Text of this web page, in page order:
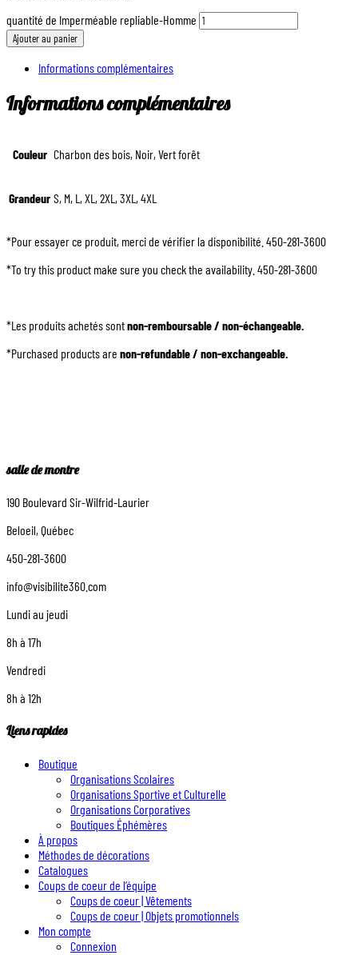
quantité de Imperméable repliable-Homme
Ajouter au panier
Informations complémentaires
Informations complémentaires
Couleur Charbon des bois, Noir, Vert forêt
Grandeur S, M, L, XL, 2XL, 3XL, 4XL
*Pour essayer ce produit, merci de vérifier la disponibilité. 450-281-3600
*To try this product make sure you check the availability. 450-281-3600
*Les produits achetés sontnon-remboursable / non-échangeable.
*Purchased products are non-refundable / non-exchangeable.
salle de montre
190 Boulevard Sir-Wilfrid-Laurier
Beloeil, Québec
450-281-3600
info@visibilite360.com
Lundi au jeudi
8h à 17h
Vendredi
8h à 12h
Liens rapides
Boutique
Organisations Scolaires
Organisations Sportive et Culturelle
Organisations Corporatives
Boutiques Éphémères
À propos
Méthodes de décorations
Catalogues
Coups de coeur de l’équipe
Coups de coeur | Vêtements
Coups de coeur | Objets promotionnels
Mon compte
Connexion